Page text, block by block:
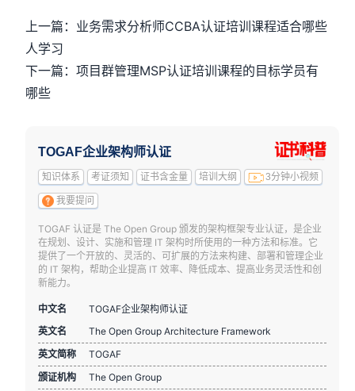
上一篇：业务需求分析师CCBA认证培训课程适合哪些
人学习
下一篇：项目群管理MSP认证培训课程的目标学员有
哪些
TOGAF企业架构师认证
知识体系 考证须知 证书含金量 培训大纲 3分钟小视频
我要提问
TOGAF 认证是 The Open Group 颁发的架构框架专业认证，是企业
在规划、设计、实施和管理 IT 架构时所使用的一种方法和标准。它
提供了一个开放的、灵活的、可扩展的方法来构建、部署和管理企业
的 IT 架构，帮助企业提高 IT 效率、降低成本、提高业务灵活性和创
新能力。
中文名
TOGAF企业架构师认证
英文名
The Open Group Architecture Framework
英文简称
TOGAF
颁证机构
The Open Group